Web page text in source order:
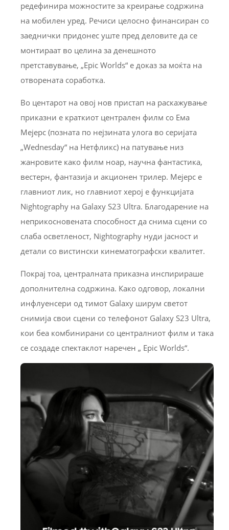
редефинира можностите за креирање содржина
на мобилен уред. Речиси целосно финансиран со
заеднички придонес уште пред деловите да се
монтираат во целина за денешното
претставување, „Epic Worlds“ е доказ за моќта на
отворената соработка.
Во центарот на овој нов пристап на раскажување
приказни е краткиот централен филм со Ема
Мејерс (позната по нејзината улога во серијата
„Wednesday“ на Нетфликс) на патување низ
жанровите како филм ноар, научна фантастика,
вестерн, фантазија и акционен трилер. Мејерс е
главниот лик, но главниот херој е функцијата
Nightography на Galaxy S23 Ultra. Благодарение на
неприкосновената способност да снима сцени со
слаба осветленост, Nightography нуди јасност и
детали со вистински кинематографски квалитет.
Покрај тоа, централната приказна инспирираше
дополнителна содржина. Како одговор, локални
инфлуенсери од тимот Galaxy ширум светот
снимија свои сцени со телефонот Galaxy S23 Ultra,
кои беа комбинирани со централниот филм и така
се создаде спектаклот наречен „ Epic Worlds“.